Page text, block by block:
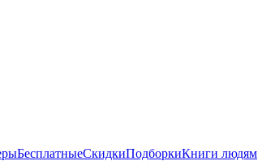
БесплатныеСкидкиПодборкиКниги людям